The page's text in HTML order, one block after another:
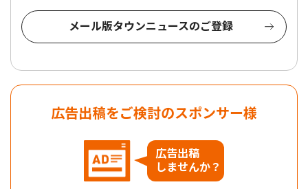
メール版タウンニュースのご登録
広告出稿をご検討のスポンサー様
広告出稿
しませんか？